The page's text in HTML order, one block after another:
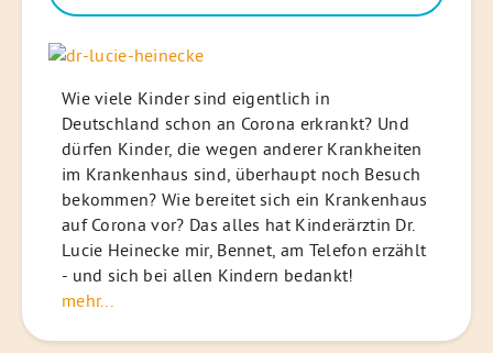
Wie viele Kinder sind eigentlich in
Deutschland schon an Corona erkrankt? Und
dürfen Kinder, die wegen anderer Krankheiten
im Krankenhaus sind, überhaupt noch Besuch
bekommen? Wie bereitet sich ein Krankenhaus
auf Corona vor? Das alles hat Kinderärztin Dr.
Lucie Heinecke mir, Bennet, am Telefon erzählt
- und sich bei allen Kindern bedankt!
mehr...